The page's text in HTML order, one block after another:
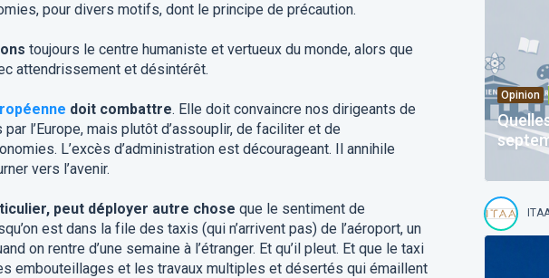
pour divers motifs, dont le principe de précaution.
toujours le centre humaniste et vertueux du monde, alors que
attendrissement et désintérêt.
doit combattre. Elle doit convaincre nos dirigeants de
l’Europe, mais plutôt d’assouplir, de faciliter et de
L’excès d’administration est décourageant. Il annihile
vers l’avenir.
peut déployer autre chose que le sentiment de
est dans la file des taxis (qui n’arrivent pas) de l’aéroport, un
on rentre d’une semaine à l’étranger. Et qu’il pleut. Et que le taxi
embouteillages et les travaux multiples et désertés qui émaillent
Opinion